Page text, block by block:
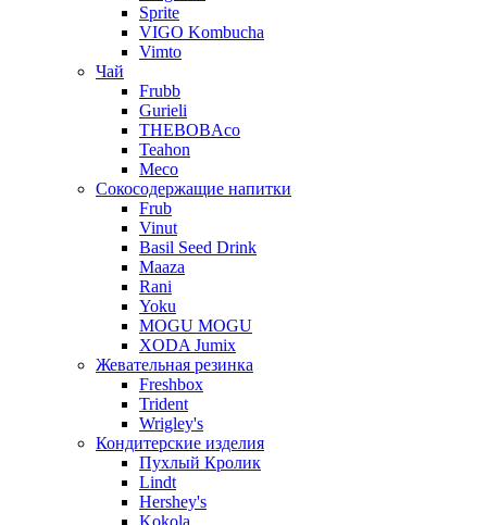
Sprite
VIGO Kombucha
Vimto
Чай
Frubb
Gurieli
THEBOBAco
Teahon
Meco
Сокосодержащие напитки
Frub
Vinut
Basil Seed Drink
Maaza
Rani
Yoku
MOGU MOGU
XODA Jumix
Жевательная резинка
Freshbox
Trident
Wrigley's
Кондитерские изделия
Пухлый Кролик
Lindt
Hershey's
Kokola